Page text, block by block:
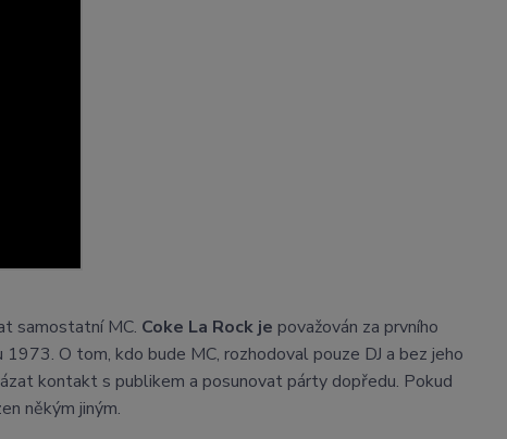
samostatní MC. Coke La Rock je považován za prvního
1973. O tom, kdo bude MC, rozhodoval pouze DJ a bez jeho
kontakt s publikem a posunovat párty dopředu. Pokud
někým jiným.